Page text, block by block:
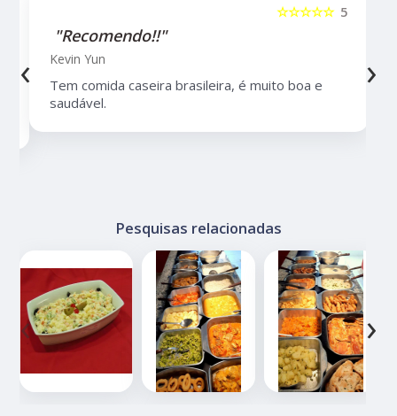
5
☆☆☆☆☆
"Recomendo!!"
Kevin Yun
Tem comida caseira brasileira, é muito boa e
saudável.
‹ ›
Pesquisas relacionadas
‹ ›